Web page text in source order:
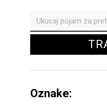
Oznake: